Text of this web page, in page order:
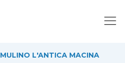
MULINO L'ANTICA MACINA